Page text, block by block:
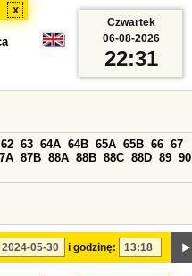
x
i godzinę:
62 63 64A 64B 65A 65B 66 67
87B 88A 88B 88C 88D 89 90
Czwartek
06-08-2026
22:31